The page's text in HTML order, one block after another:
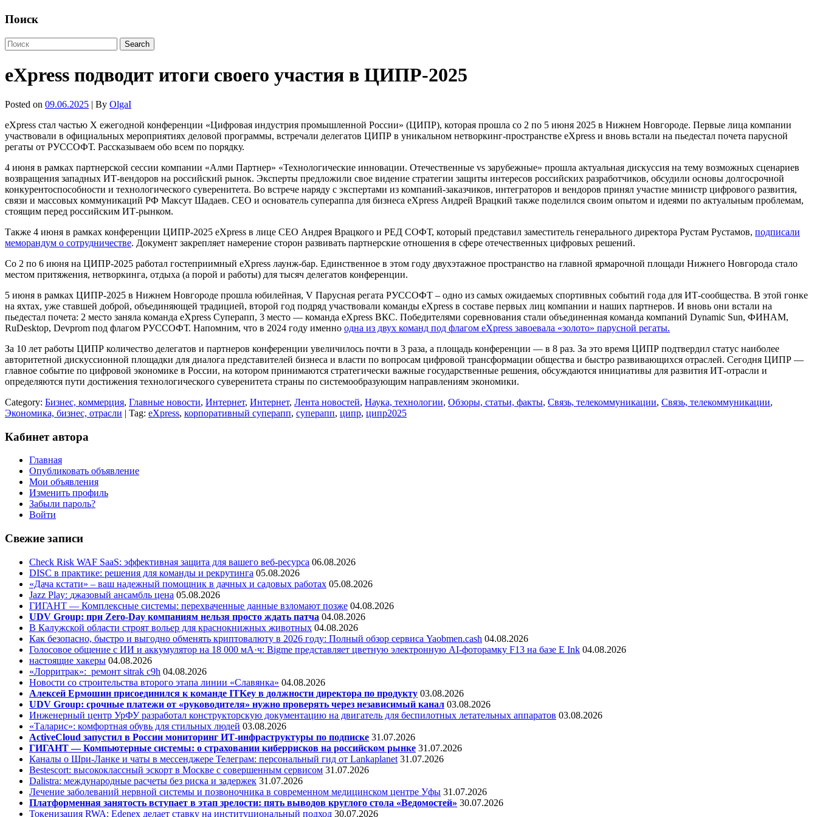
Поиск
eXpress подводит итоги своего участия в ЦИПР-2025
Posted on 09.06.2025 | By OlgaI
eXpress стал частью X ежегодной конференции «Цифровая индустрия промышленной России» (ЦИПР), которая прошла со 2 по 5 июня 2025 в Нижнем Новгороде. Первые лица компании
участвовали в официальных мероприятиях деловой программы, встречали делегатов ЦИПР в уникальном нетворкинг-пространстве eXpress и вновь встали на пьедестал почета парусной
регаты от РУССОФТ. Рассказываем обо всем по порядку.
4 июня в рамках партнерской сессии компании «Алми Партнер» «Технологические инновации. Отечественные vs зарубежные» прошла актуальная дискуссия на тему возможных сценариев
возвращения западных ИТ-вендоров на российский рынок. Эксперты предложили свое видение стратегии защиты интересов российских разработчиков, обсудили основы долгосрочной
конкурентоспособности и технологического суверенитета. Во встрече наряду с экспертами из компаний-заказчиков, интеграторов и вендоров принял участие министр цифрового развития,
связи и массовых коммуникаций РФ Максут Шадаев. CEO и основатель супераппа для бизнеса eXpress Андрей Врацкий также поделился своим опытом и идеями по актуальным проблемам,
стоящим перед российским ИТ-рынком.
Также 4 июня в рамках конференции ЦИПР-2025 eXpress в лице CEO Андрея Врацкого и РЕД СОФТ, который представил заместитель генерального директора Рустам Рустамов, подписали
меморандум о сотрудничестве. Документ закрепляет намерение сторон развивать партнерские отношения в сфере отечественных цифровых решений.
Со 2 по 6 июня на ЦИПР-2025 работал гостеприимный eXpress лаунж-бар. Единственное в этом году двухэтажное пространство на главной ярмарочной площади Нижнего Новгорода стало
местом притяжения, нетворкинга, отдыха (а порой и работы) для тысяч делегатов конференции.
5 июня в рамках ЦИПР-2025 в Нижнем Новгороде прошла юбилейная, V Парусная регата РУССОФТ – одно из самых ожидаемых спортивных событий года для ИТ-сообщества. В этой гонке
на яхтах, уже ставшей доброй, объединяющей традицией, второй год подряд участвовали команды eXpress в составе первых лиц компании и наших партнеров. И вновь они встали на
пьедестал почета: 2 место заняла команда eXpress Суперапп, 3 место — команда eXpress ВКС. Победителями соревнования стали объединенная команда компаний Dynamic Sun, ФИНАМ,
RuDesktop, Devprom под флагом РУССОФТ. Напомним, что в 2024 году именно одна из двух команд под флагом eXpress завоевала «золото» парусной регаты.
За 10 лет работы ЦИПР количество делегатов и партнеров конференции увеличилось почти в 3 раза, а площадь конференции — в 8 раз. За это время ЦИПР подтвердил статус наиболее
авторитетной дискуссионной площадки для диалога представителей бизнеса и власти по вопросам цифровой трансформации общества и быстро развивающихся отраслей. Сегодня ЦИПР —
главное событие по цифровой экономике в России, на котором принимаются стратегически важные государственные решения, обсуждаются инициативы для развития ИТ-отрасли и
определяются пути достижения технологического суверенитета страны по системообразующим направлениям экономики.
Category: Бизнес, коммерция, Главные новости, Интернет, Интернет, Лента новостей, Наука, технологии, Обзоры, статьи, факты, Связь, телекоммуникации, Связь, телекоммуникации,
Экономика, бизнес, отрасли | Tag: eXpress, корпоративный суперапп, суперапп, ципр, ципр2025
Кабинет автора
Главная
Опубликовать объявление
Мои объявления
Изменить профиль
Забыли пароль?
Войти
Свежие записи
Check Risk WAF SaaS: эффективная защита для вашего веб-ресурса 06.08.2026
DISC в практике: решения для команды и рекрутинга 05.08.2026
«Дача кстати» – ваш надежный помощник в дачных и садовых работах 05.08.2026
Jazz Play: джазовый ансамбль цена 05.08.2026
ГИГАНТ — Комплексные системы: перехваченные данные взломают позже 04.08.2026
UDV Group: при Zero-Day компаниям нельзя просто ждать патча 04.08.2026
В Калужской области строят вольер для краснокнижных животных 04.08.2026
Как безопасно, быстро и выгодно обменять криптовалюту в 2026 году: Полный обзор сервиса Yaobmen.cash 04.08.2026
Голосовое общение с ИИ и аккумулятор на 18 000 мА·ч: Bigme представляет цветную электронную AI-фоторамку F13 на базе E Ink 04.08.2026
настоящие хакеры 04.08.2026
«Лорритрак»: ремонт sitrak c9h 04.08.2026
Новости со строительства второго этапа линии «Славянка» 04.08.2026
Алексей Ермошин присоединился к команде ITKey в должности директора по продукту 03.08.2026
UDV Group: срочные платежи от «руководителя» нужно проверять через независимый канал 03.08.2026
Инженерный центр УрФУ разработал конструкторскую документацию на двигатель для беспилотных летательных аппаратов 03.08.2026
«Таларис»: комфортная обувь для стильных людей 03.08.2026
ActiveCloud запустил в России мониторинг ИТ-инфраструктуры по подписке 31.07.2026
ГИГАНТ — Компьютерные системы: о страховании киберрисков на российском рынке 31.07.2026
Каналы о Шри-Ланке и чаты в мессенджере Телеграм: персональный гид от Lankaplanet 31.07.2026
Bestescort: высококлассный эскорт в Москве с совершенным сервисом 31.07.2026
Dalistra: международные расчеты без риска и задержек 31.07.2026
Лечение заболеваний нервной системы и позвоночника в современном медицинском центре Уфы 31.07.2026
Платформенная занятость вступает в этап зрелости: пять выводов круглого стола «Ведомостей» 30.07.2026
Токенизация RWA: Edenex делает ставку на институциональный подход 30.07.2026